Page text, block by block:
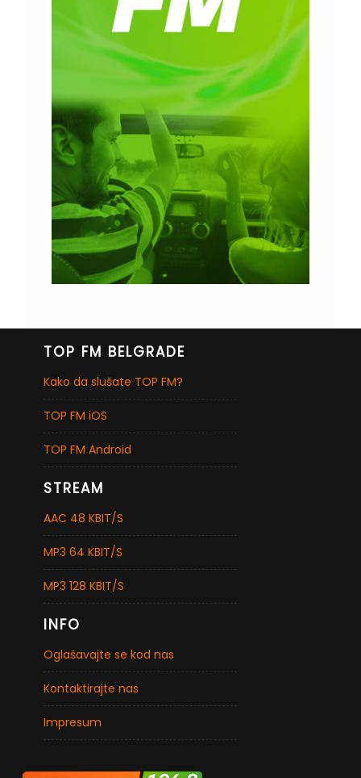
TOP FM BELGRADE
Kako da slušate TOP FM?
TOP FM iOS
TOP FM Android
STREAM
AAC 48 KBIT/S
MP3 64 KBIT/S
MP3 128 KBIT/S
INFO
Oglašavajte se kod nas
Kontaktirajte nas
Impresum